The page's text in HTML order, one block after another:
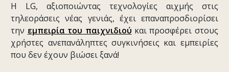
Η LG, αξιοποιώντας τεχνολογίες αιχμής στις
τηλεοράσεις νέας γενιάς, έχει επαναπροσδιορίσει
την εμπειρία του παιχνιδιού και προσφέρει στους
χρήστες ανεπανάληπτες συγκινήσεις και εμπειρίες
που δεν έχουν βιώσει ξανά!